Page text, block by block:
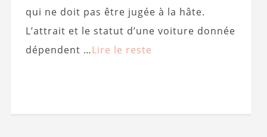
qui ne doit pas être jugée à la hâte.
L’attrait et le statut d’une voiture donnée
dépendent …Lire le reste